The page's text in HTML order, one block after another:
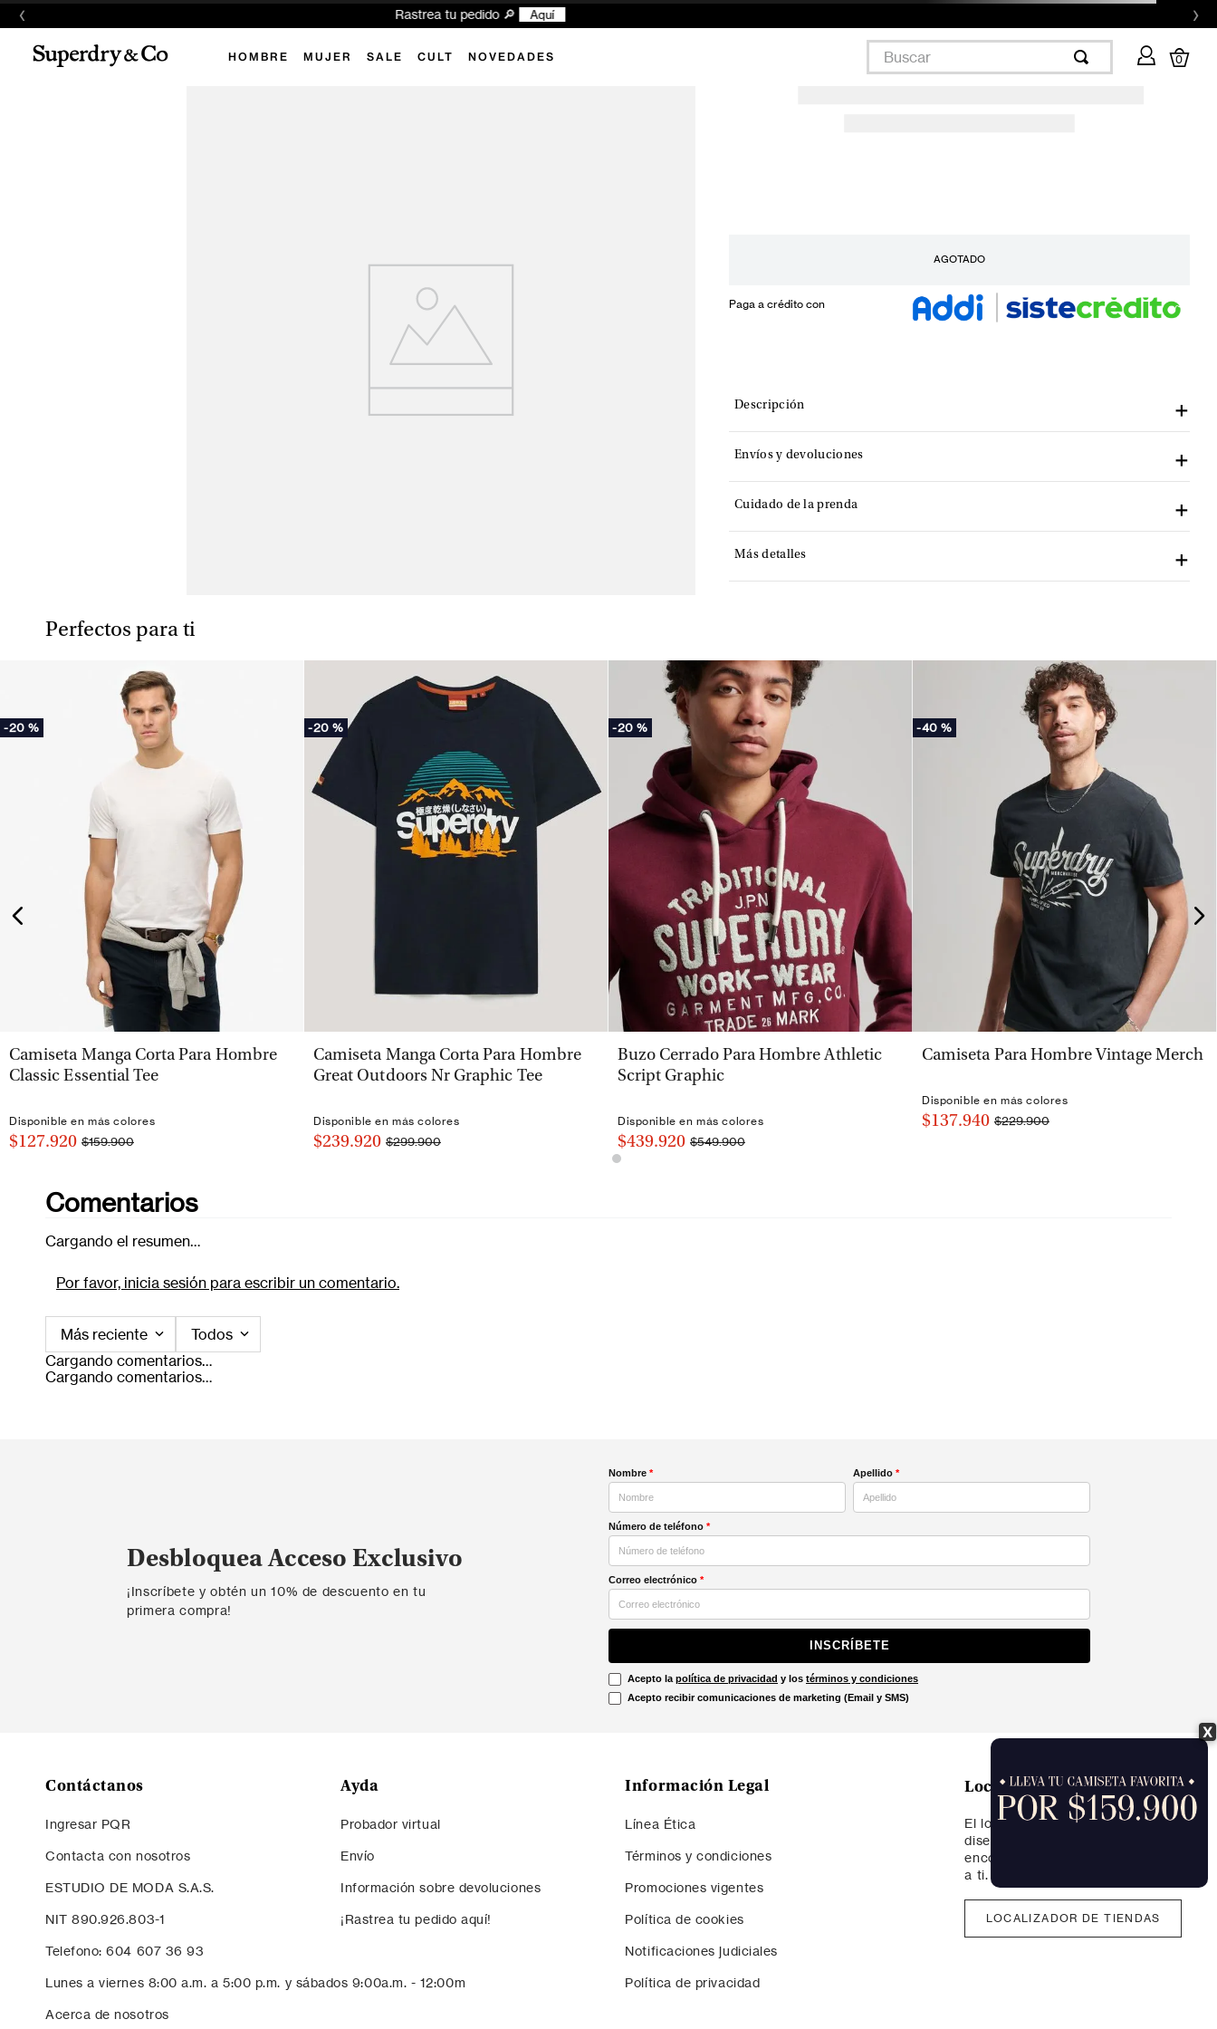
‹ Explora las novedades y encuentra tu próximo look Superdry ✨ ›
HOMBRE MUJER SALE CULT NOVEDADES
Buscar
0
X
AGOTADO
Paga a crédito con
Descripción
Envíos y devoluciones
Cuidado de la prenda
Más detalles
Perfectos para ti
-20 %
VISTA RÁPIDA
Camiseta Manga Corta Para Hombre
Classic Essential Tee
Disponible en más colores
$127.920 $159.900
-20 %
VISTA RÁPIDA
Camiseta Manga Corta Para Hombre
Great Outdoors Nr Graphic Tee
Disponible en más colores
$239.920 $299.900
-20 %
VISTA RÁPIDA
Buzo Cerrado Para Hombre Athletic
Script Graphic
Disponible en más colores
$439.920 $549.900
-40 %
VISTA RÁPIDA
Camiseta Para Hombre Vintage Merch
Disponible en más colores
$137.940 $229.900
Comentarios
Cargando el resumen…
Por favor, inicia sesión para escribir un comentario.
Más reciente
Todos
Cargando comentarios…
Cargando comentarios…
Desbloquea Acceso Exclusivo
¡Inscríbete y obtén un 10% de descuento en tu
primera compra!
Nombre * Apellido *
Número de teléfono *
Correo electrónico *
INSCRÍBETE
Acepto la política de privacidad y los términos y condiciones
Acepto recibir comunicaciones de marketing (Email y SMS)
Contáctanos
Ingresar PQR
Contacta con nosotros
ESTUDIO DE MODA S.A.S.
NIT 890.926.803-1
Telefono: 604 607 36 93
Lunes a viernes 8:00 a.m. a 5:00 p.m. y sábados 9:00a.m. - 12:00m
Acerca de nosotros
Ayda
Probador virtual
Envío
Información sobre devoluciones
¡Rastrea tu pedido aquí!
Información Legal
Línea Ética
Términos y condiciones
Promociones vigentes
Política de cookies
Notificaciones judiciales
Política de privacidad
Localizar tienda
El localizador de tiendas está
diseñado para ayudarte a
encontrar la tienda más cercana
a ti.
LOCALIZADOR DE TIENDAS